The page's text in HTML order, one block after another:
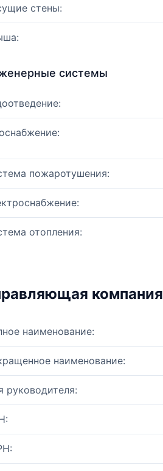
стены:
системы
пожаротушения:
отопления:
компания
наименование:
наименование:
руководителя: